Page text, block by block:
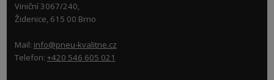
Viniční 3067/240,
Židenice, 615 00 Brno
Mail: info@pneu-kvalitne.cz
Telefon: +420 546 605 021